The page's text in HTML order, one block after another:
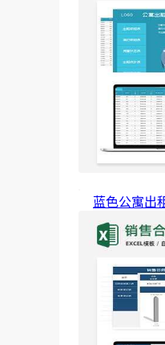
蓝色公寓出